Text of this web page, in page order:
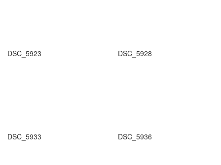
DSC_5923 DSC_5928
DSC_5933 DSC_5936